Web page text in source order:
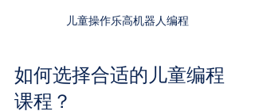
儿童操作乐高机器人编程
如何选择合适的儿童编程
课程？